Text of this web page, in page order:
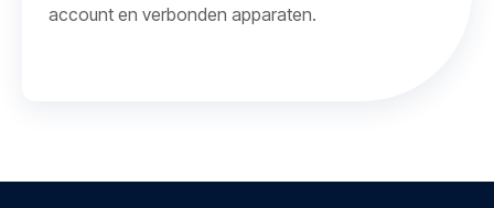
account en verbonden apparaten.